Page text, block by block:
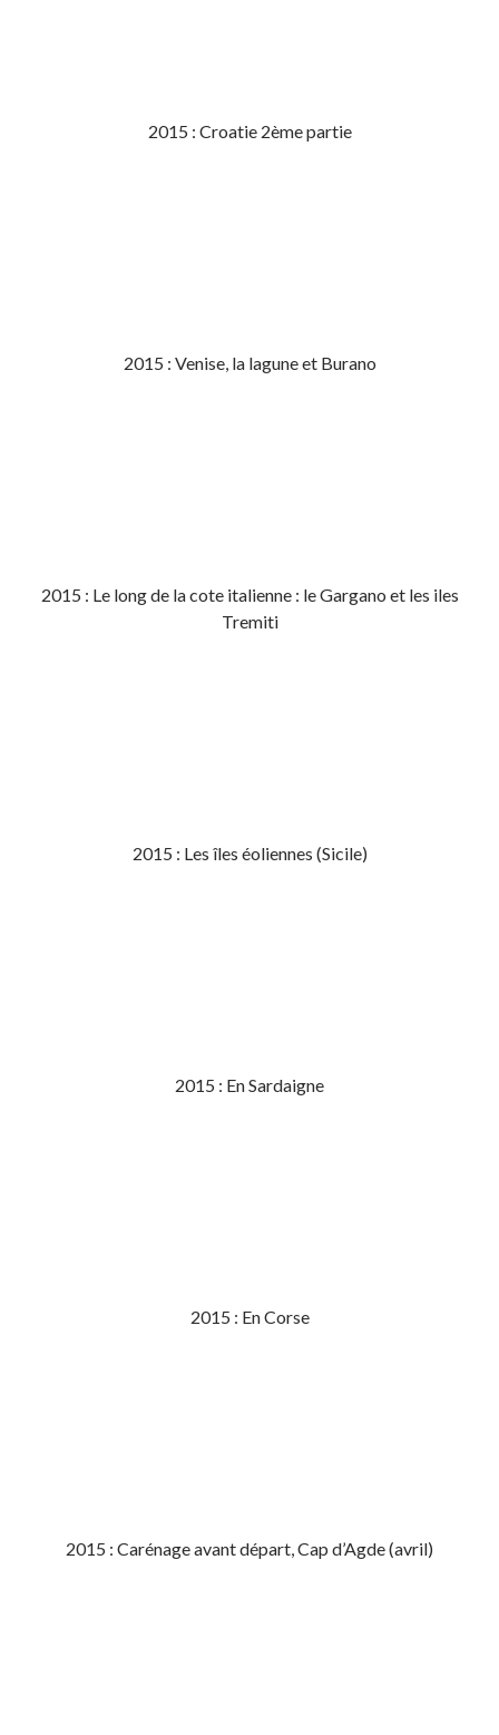
2015 : Croatie 2ème partie
2015 : Venise, la lagune et Burano
2015 : Le long de la cote italienne : le Gargano et les iles
Tremiti
2015 : Les îles éoliennes (Sicile)
2015 : En Sardaigne
2015 : En Corse
2015 : Carénage avant départ, Cap d’Agde (avril)